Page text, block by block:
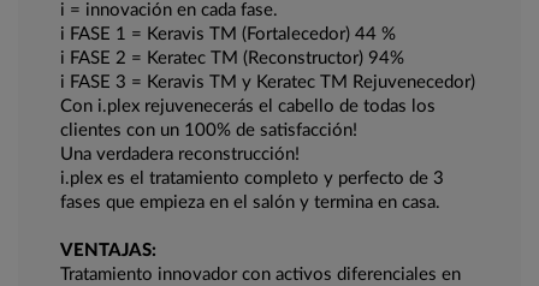
i = innovación en cada fase.
i FASE 1 = Keravis TM (Fortalecedor) 44 %
i FASE 2 = Keratec TM (Reconstructor) 94%
i FASE 3 = Keravis TM y Keratec TM Rejuvenecedor)
Con i.plex rejuvenecerás el cabello de todas los
clientes con un 100% de satisfacción!
Una verdadera reconstrucción!
i.plex es el tratamiento completo y perfecto de 3
fases que empieza en el salón y termina en casa.
VENTAJAS:
Tratamiento innovador con activos diferenciales en